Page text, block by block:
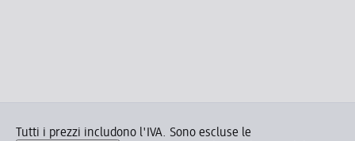
Tutti i prezzi includono l'IVA. Sono escluse le